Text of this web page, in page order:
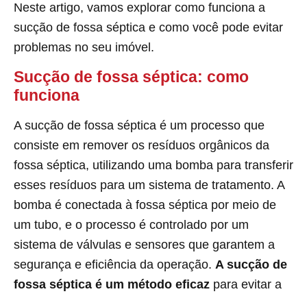
Neste artigo, vamos explorar como funciona a
sucção de fossa séptica e como você pode evitar
problemas no seu imóvel.
Sucção de fossa séptica: como
funciona
A sucção de fossa séptica é um processo que
consiste em remover os resíduos orgânicos da
fossa séptica, utilizando uma bomba para transferir
esses resíduos para um sistema de tratamento. A
bomba é conectada à fossa séptica por meio de
um tubo, e o processo é controlado por um
sistema de válvulas e sensores que garantem a
segurança e eficiência da operação. A sucção de
fossa séptica é um método eficaz para evitar a